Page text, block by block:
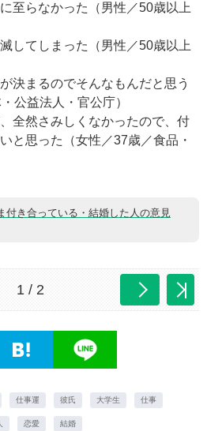
至らなかった（男性／50歳以上
してしまった（男性／50歳以上
決まるのでそんなもんだと思う
公益法人・官公庁）
全然さみしくなかったので、付
と思った（女性／37歳／食品・
付き合っている・結婚した人の意見
1 / 2
仕事運 彼氏 大学生 仕事
恋愛 結婚